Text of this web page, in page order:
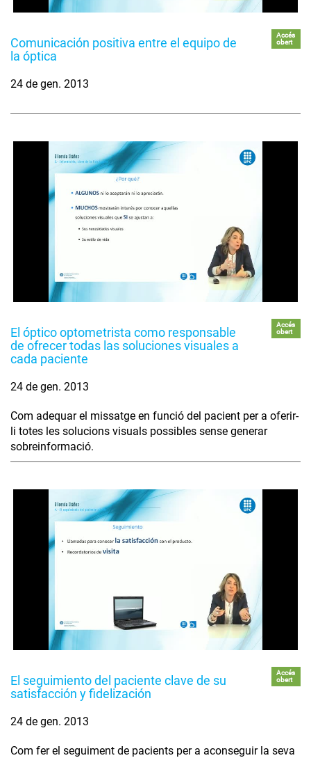
Comunicación positiva entre el equipo de
la óptica
Accés
obert
24 de gen. 2013
El óptico optometrista como responsable
de ofrecer todas las soluciones visuales a
cada paciente
Accés
obert
24 de gen. 2013
Com adequar el missatge en funció del pacient per a oferir-
li totes les solucions visuals possibles sense generar
sobreinformació.
El seguimiento del paciente clave de su
satisfacción y fidelización
Accés
obert
24 de gen. 2013
Com fer el seguiment de pacients per a aconseguir la seva